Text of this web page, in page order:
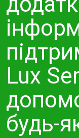
Lux
будь-